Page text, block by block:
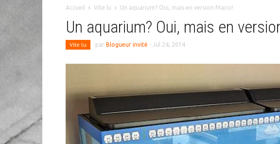
Accueil Vite lu Un aquarium? Oui, mais en version Mario!
Un aquarium? Oui, mais en
Vite lu par Blogueur invité - Jul 24, 2014